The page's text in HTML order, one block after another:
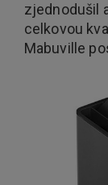
zjednodušil
celkovou
Mabuville